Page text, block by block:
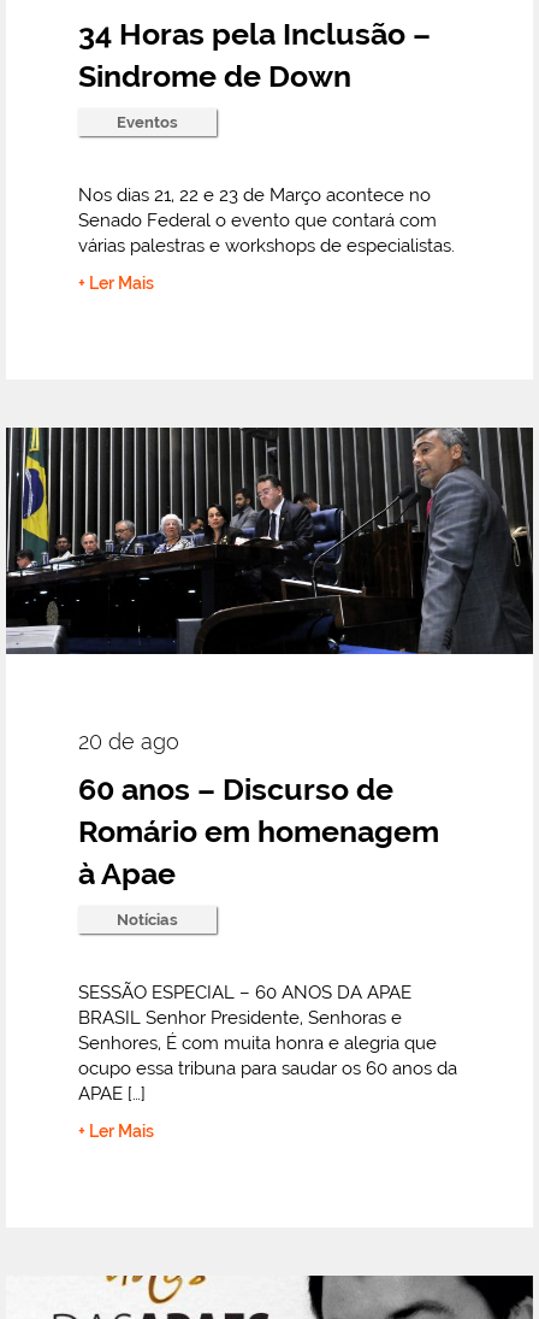
34 Horas pela Inclusão –
Sindrome de Down
Eventos
Nos dias 21, 22 e 23 de Março acontece no
Senado Federal o evento que contará com
várias palestras e workshops de especialistas.
+ Ler Mais
20 de ago
60 anos – Discurso de
Romário em homenagem
à Apae
Notícias
SESSÃO ESPECIAL – 60 ANOS DA APAE
BRASIL Senhor Presidente, Senhoras e
Senhores, É com muita honra e alegria que
ocupo essa tribuna para saudar os 60 anos da
APAE […]
+ Ler Mais